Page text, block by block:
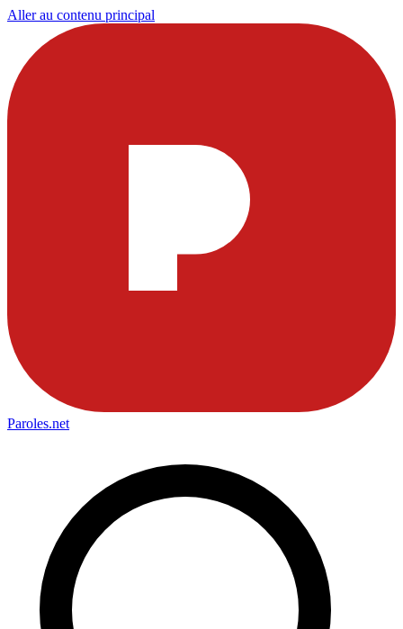
Aller au contenu principal
Paroles.net